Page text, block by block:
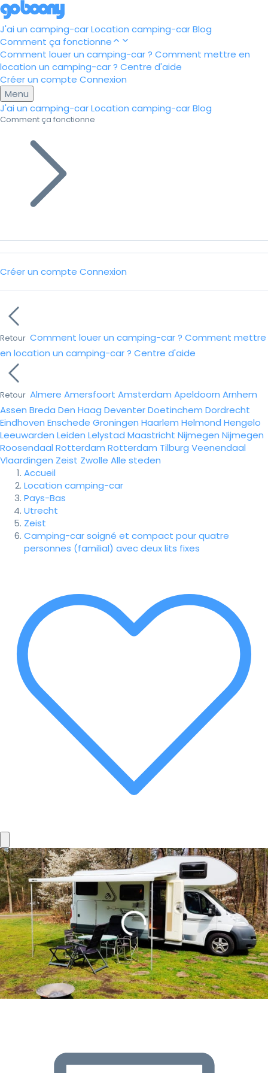
J'ai un camping-carLocation camping-carBlog
Comment ça fonctionne
Comment louer un camping-car ? Comment mettre en
location un camping-car ? Centre d'aide
Créer un compte Connexion
Menu
J'ai un camping-carLocation camping-carBlog
Comment ça fonctionne
Créer un compte Connexion
Retour Comment louer un camping-car ? Comment mettre
en location un camping-car ? Centre d'aide
Retour Almere Amersfoort Amsterdam Apeldoorn Arnhem
Assen Breda Den Haag DeventerDoetinchem Dordrecht
Eindhoven Enschede Groningen Haarlem Helmond Hengelo
Leeuwarden Leiden Lelystad Maastricht Nijmegen Nijmegen
Roosendaal Rotterdam Rotterdam Tilburg Veenendaal
Vlaardingen Zeist Zwolle Alle steden
Accueil
Location camping-car
Pays-Bas
Utrecht
Zeist
Camping-car soigné et compact pour quatre
personnes (familial) avec deux lits fixes